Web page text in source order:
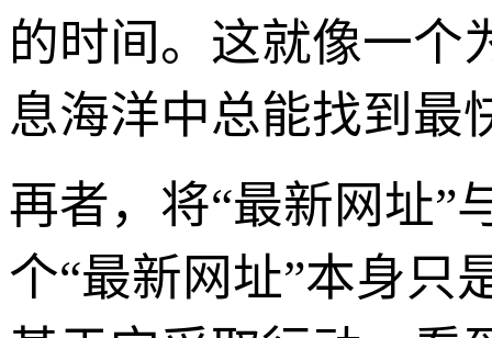
的时间。这就像一个
息海洋中总能找到最
再者，将“最新网址”
个“最新网址”本身只